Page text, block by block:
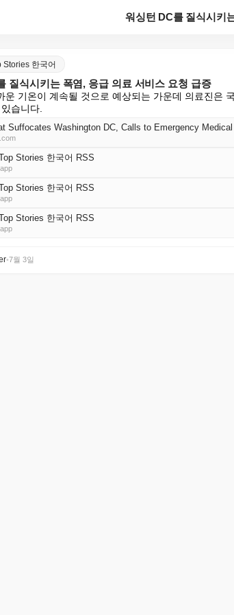
Stories 한국어
질식시키는 폭염, 응급 의료 서비스 요청 급증
운 기온이 계속될 것으로 예상되는 가운데 의료진은
습니다.
Suffocates Washington DC, Calls to Emergency
Stories 한국어 RSS
Stories 한국어 RSS
Stories 한국어 RSS
•7월 3일